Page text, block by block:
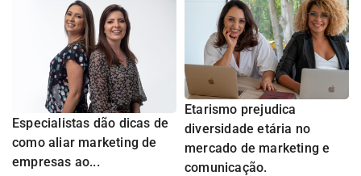
Especialistas dão dicas de
como aliar marketing de
empresas ao...
Etarismo prejudica
diversidade etária no
mercado de marketing e
comunicação.